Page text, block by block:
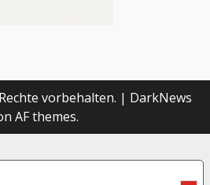
vorbehalten. | DarkNews
AF themes.